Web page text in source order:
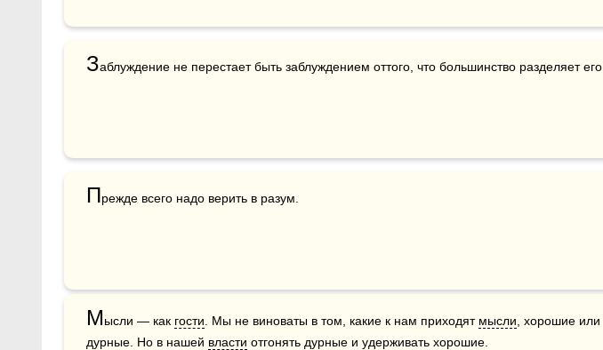
Заблуждение не перестает быть заблуждением оттого, что большинство разделяет его.
Прежде всего надо верить в разум.
Мысли — как гости . Мы не виноваты в том, какие к нам приходят мысли , хорошие или
дурные. Но в нашей власти отгонять дурные и удерживать хорошие.